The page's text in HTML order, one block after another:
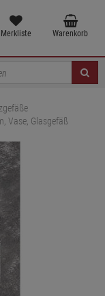
Merkliste Warenkorb
Vase, Glasgefäß